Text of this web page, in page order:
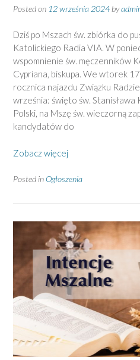
Posted on 12 września 2024 by
Dziś po Mszach św. zbiórka do
Katolickiego Radia VIA. W
wspomnienie św. męczenników
Cypriana, biskupa. We wtorek
rocznica najazdu Związku
września: święto św.
Polski, na Mszę św. wieczorną
kandydatów do
Zobacz więcej
Posted in Ogłoszenia